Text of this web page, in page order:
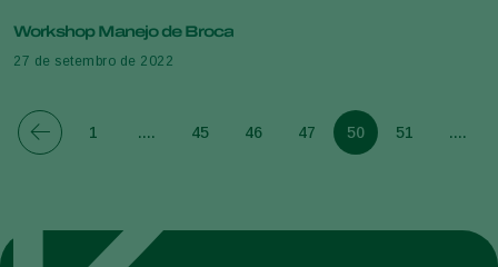
Workshop Manejo de Broca
27 de setembro de 2022
1 .... 45 46 47 50 51 ....